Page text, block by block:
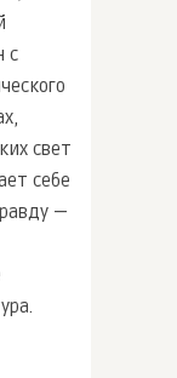
с
свет
себе
—